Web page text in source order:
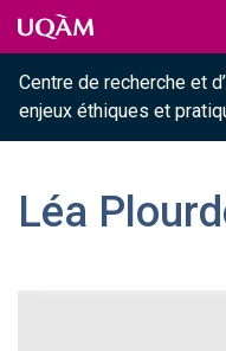
Raccourci vers le contenu
Raccourci vers le menu
Raccourci vers la recherche
Skip to main content
Skip to main menu
Skip to search
Centre de recherche et
enjeux éthiques et
Léa